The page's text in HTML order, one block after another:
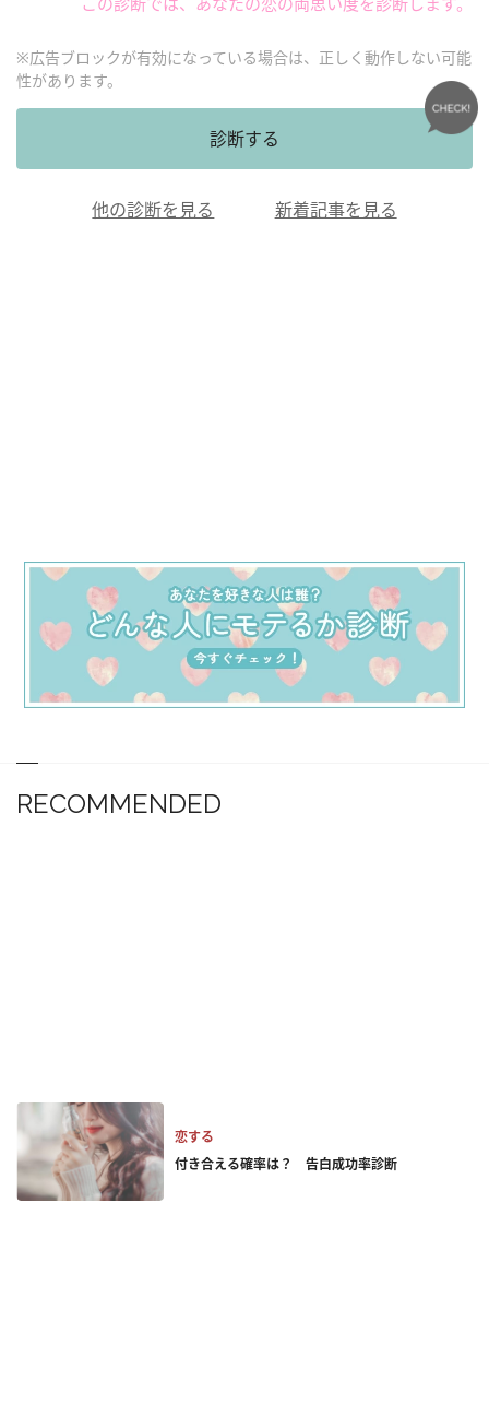
※広告ブロックが有効になっている場合は、正しく動作しない可能
性があります。
診断する
他の診断を見る 新着記事を見る
RECOMMENDED
恋する
付き合える確率は？ 告白成功率診断